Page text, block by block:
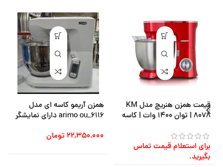
قیمت همزن هنریچ مدل KM
8078 | توان 1400 وات | کاسه
برای استعلام قیمت تماس
بگیرید.
همزن آریمو کاسه ای مدل
arimo ou_6116 دارای نمایشگر
۲۲,۳۵۰,۰۰۰ تومان